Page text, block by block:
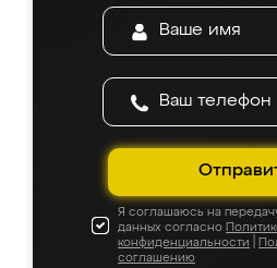
Я соглашаюсь на
данных согласно
конфиденциальности
соглашению